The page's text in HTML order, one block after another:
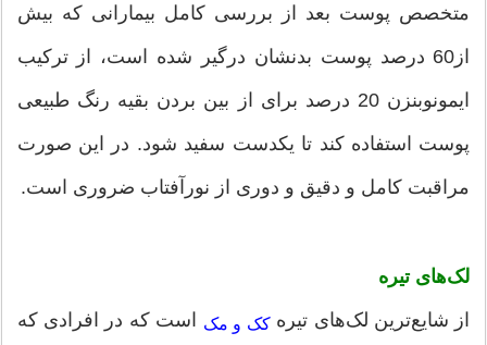
متخصص پوست بعد از بررسی كامل بیمارانی كه بیش
از60 درصد پوست بدنشان درگیر شده است، از تركیب
‌ایمونوبنزن 20 درصد برای از بین بردن بقیه رنگ طبیعی
پوست استفاده کند تا یكدست سفید شود. در این صورت
مراقبت كامل و دقیق و دوری از نورآفتاب ضروری است.
لک‌های تیره
از شایع‌ترین لک‌های تیرهکک و مک است که در افرادی كه